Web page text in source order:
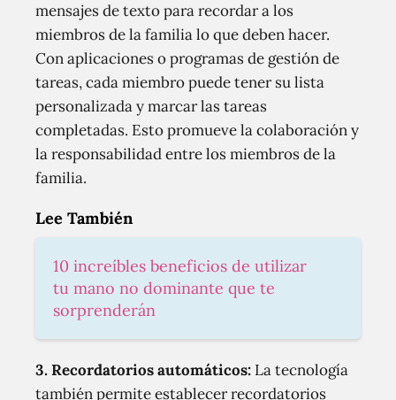
mensajes de texto para recordar a los
miembros de la familia lo que deben hacer.
Con aplicaciones o programas de gestión de
tareas, cada miembro puede tener su lista
personalizada y marcar las tareas
completadas. Esto promueve la colaboración y
la responsabilidad entre los miembros de la
familia.
Lee También
10 increíbles beneficios de utilizar
tu mano no dominante que te
sorprenderán
3. Recordatorios automáticos: La tecnología
también permite establecer recordatorios